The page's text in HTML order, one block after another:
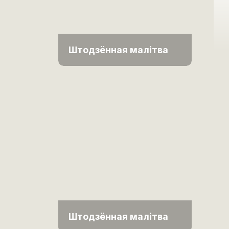
Штодзённая малітва
Штодзённая малітва